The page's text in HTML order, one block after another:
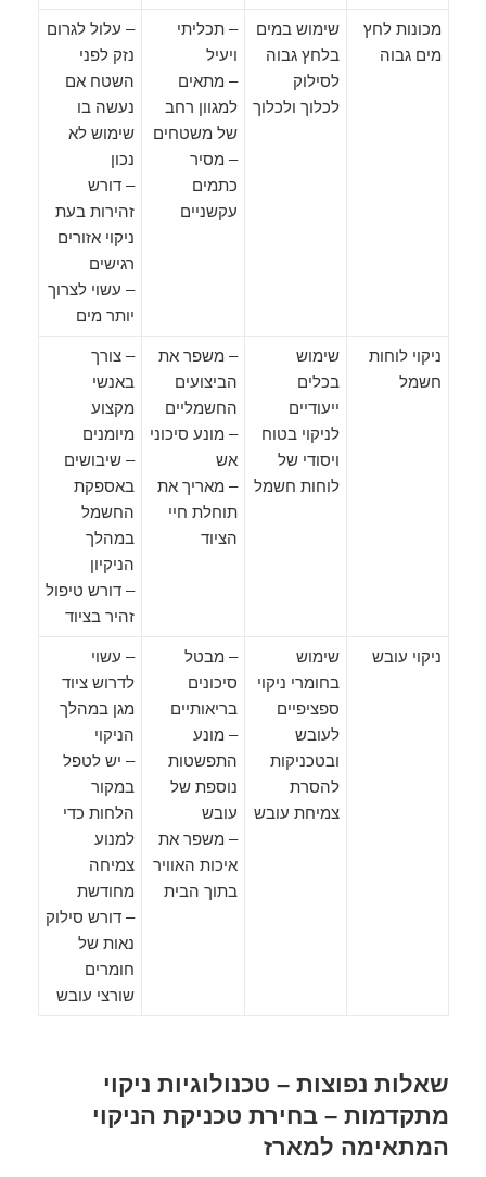
מכונות לחץ
מים גבוה
שימוש במים
בלחץ גבוה
לסילוק
לכלוך ולכלוך
– תכליתי
ויעיל
– מתאים
למגוון רחב
של משטחים
– מסיר
כתמים
עקשניים
– עלול לגרום
נזק לפני
השטח אם
נעשה בו
שימוש לא
נכון
– דורש
זהירות בעת
ניקוי אזורים
רגישים
– עשוי לצרוך
יותר מים
ניקוי לוחות
חשמל
שימוש
בכלים
ייעודיים
לניקוי בטוח
ויסודי של
לוחות חשמל
– משפר את
הביצועים
החשמליים
– מונע סיכוני
אש
– מאריך את
תוחלת חיי
הציוד
– צורך
באנשי
מקצוע
מיומנים
– שיבושים
באספקת
החשמל
במהלך
הניקיון
– דורש טיפול
זהיר בציוד
ניקוי עובש
שימוש
בחומרי ניקוי
ספציפיים
לעובש
ובטכניקות
להסרת
צמיחת עובש
– מבטל
סיכונים
בריאותיים
– מונע
התפשטות
נוספת של
עובש
– משפר את
איכות האוויר
בתוך הבית
– עשוי
לדרוש ציוד
מגן במהלך
הניקוי
– יש לטפל
במקור
הלחות כדי
למנוע
צמיחה
מחודשת
– דורש סילוק
נאות של
חומרים
שורצי עובש
שאלות נפוצות – טכנולוגיות ניקוי
מתקדמות – בחירת טכניקת הניקוי
המתאימה למארז